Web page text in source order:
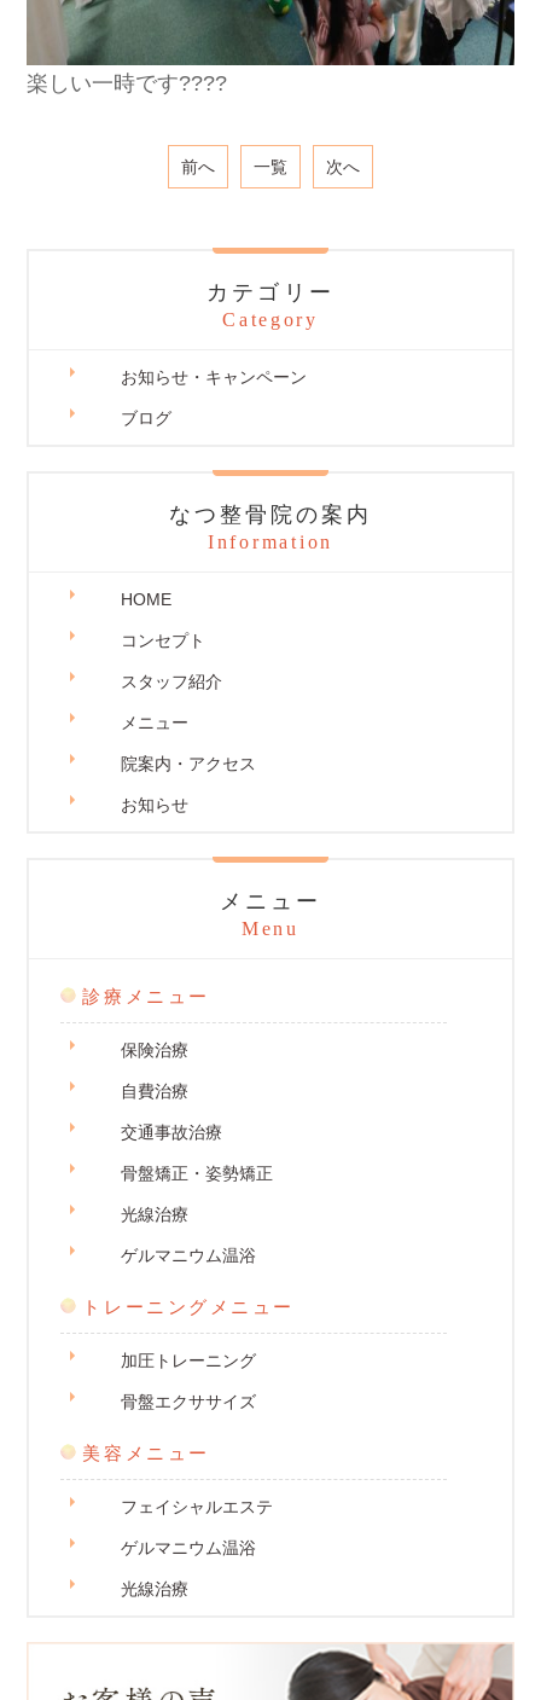
楽しい一時です????
前へ 一覧 次へ
カテゴリー
Category
お知らせ・キャンペーン
ブログ
なつ整骨院の案内
Information
HOME
コンセプト
スタッフ紹介
メニュー
院案内・アクセス
お知らせ
メニュー
Menu
診療メニュー
保険治療
自費治療
交通事故治療
骨盤矯正・姿勢矯正
光線治療
ゲルマニウム温浴
トレーニングメニュー
加圧トレーニング
骨盤エクササイズ
美容メニュー
フェイシャルエステ
ゲルマニウム温浴
光線治療